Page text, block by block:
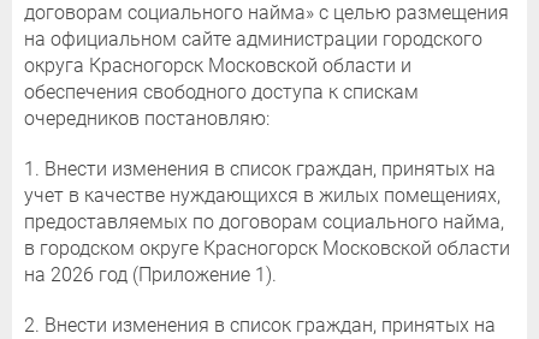
договорам социального найма» с целью размещения
на официальном сайте администрации городского
округа Красногорск Московской области и
обеспечения свободного доступа к спискам
очередников постановляю:
1. Внести изменения в список граждан, принятых на
учет в качестве нуждающихся в жилых помещениях,
предоставляемых по договорам социального найма,
в городском округе Красногорск Московской области
на 2026 год (Приложение 1).
2. Внести изменения в список граждан, принятых на